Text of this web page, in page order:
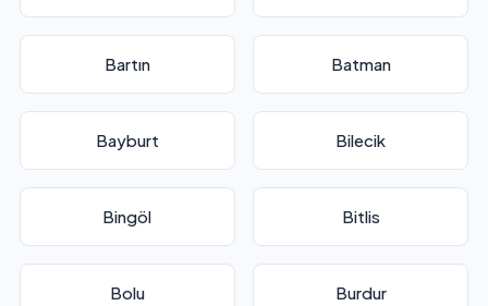
Bartın Batman
Bayburt Bilecik
Bingöl Bitlis
Bolu Burdur